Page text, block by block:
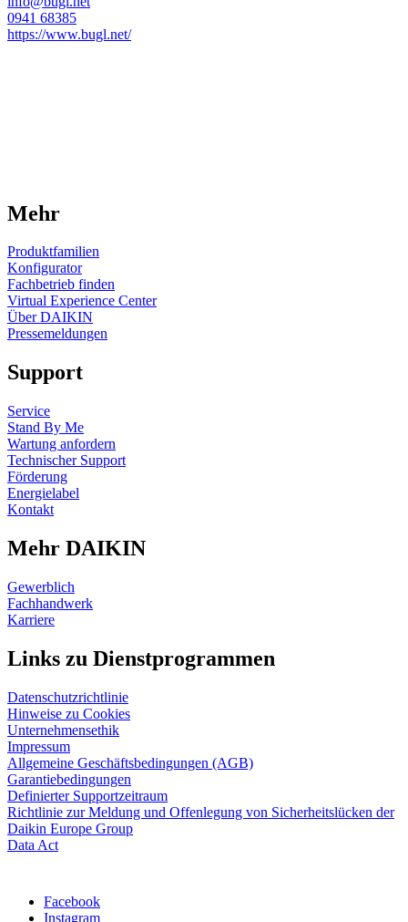
0941 68385
https://www.bugl.net/
Mehr
Produktfamilien
Konfigurator
Fachbetrieb finden
Virtual Experience Center
Über DAIKIN
Pressemeldungen
Support
Service
Stand By Me
Wartung anfordern
Technischer Support
Förderung
Energielabel
Kontakt
Mehr DAIKIN
Gewerblich
Fachhandwerk
Karriere
Links zu Dienstprogrammen
Datenschutzrichtlinie
Hinweise zu Cookies
Unternehmensethik
Impressum
Allgemeine Geschäftsbedingungen (AGB)
Garantiebedingungen
Definierter Supportzeitraum
Richtlinie zur Meldung und Offenlegung von Sicherheitslücken der
Daikin Europe Group
Data Act
Facebook
Instagram